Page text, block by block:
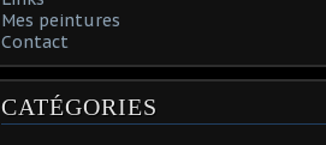
Mes peintures
Contact
CATÉGORIES